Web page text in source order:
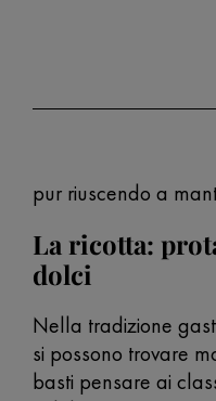
pur riuscendo a
La ricotta:
dolci
Nella tradizione
si possono trovare
basti pensare ai